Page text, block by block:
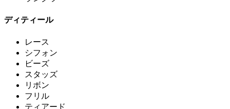
ディティール
レース
シフォン
ビーズ
スタッズ
リボン
フリル
ティアード